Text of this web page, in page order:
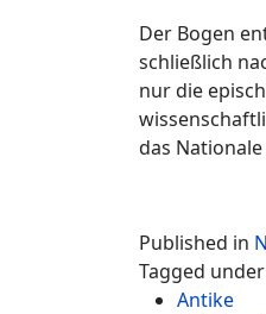
Der Bogen
schließlich
nur die
das
Published in
Tagged under
Antike